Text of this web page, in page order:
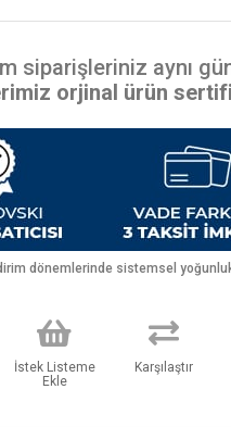
siparişleriniz aynı
orjinal ürün
dönemlerinde sistemsel
İstek Listeme
Ekle
Karşılaştır